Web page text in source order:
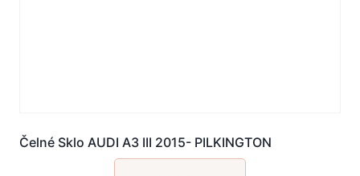
Čelné Sklo AUDI A3 III 2015- PILKINGTON